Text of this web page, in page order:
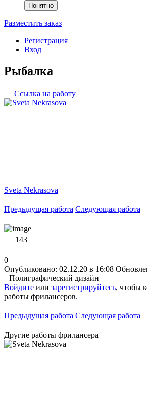
Понятно
Разместить заказ
Регистрация
Вход
Рыбалка
Ссылка на работу
Sveta Nekrasova
Предыдущая работа Следующая работа
143
0
Опубликовано: 02.12.20 в 16:08
Полиграфический дизайн
Войдите или зарегистрируйтесь, чтобы
работы фрилансеров.
Предыдущая работа Следующая работа
Другие работы фрилансера